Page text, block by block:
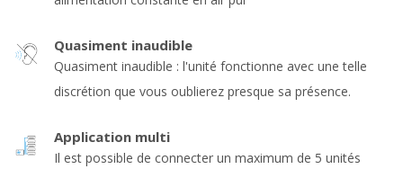
Quasiment inaudible
Quasiment inaudible : l'unité fonctionne avec une telle
discrétion que vous oublierez presque sa présence.
Application multi
Il est possible de connecter un maximum de 5 unités